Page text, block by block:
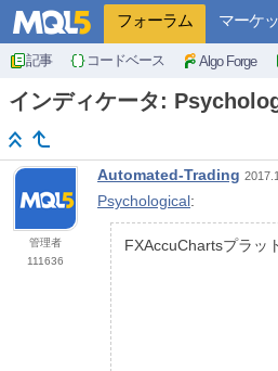
フォーラム マーケ
記事 コードベース Algo Forge
インディケータ:
管理者
111636
Automated-Trading
Psychological:
FXAccuChartsプラッ